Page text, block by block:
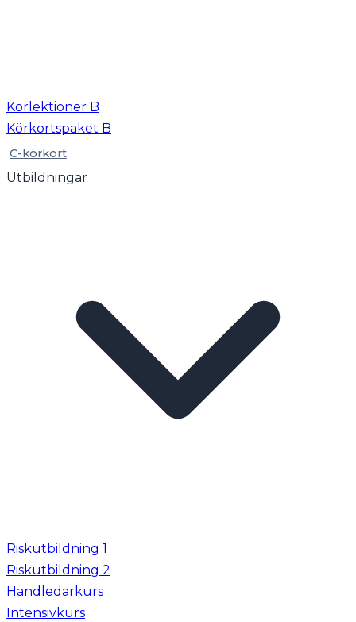
Körlektioner B
Körkortspaket B
C-körkort
Utbildningar
Riskutbildning 1
Riskutbildning 2
Handledarkurs
Intensivkurs